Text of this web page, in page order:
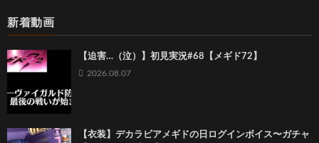
新着動画
【迫害…（泣）】初見実況#68【メギド72】
2026.08.07
【衣装】デカラビアメギドの日ログインボイス〜ガチャ